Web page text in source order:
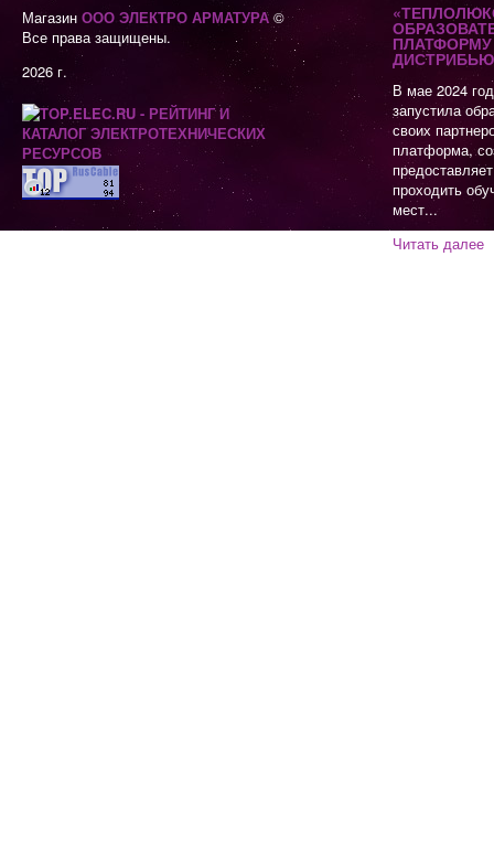
Магазин ООО ЭЛЕКТРО АРМАТУРА©
Все права защищены.
2026 г.
В мае 2024
запустила
своих
платформа,
проходить
мест...
Читать далее